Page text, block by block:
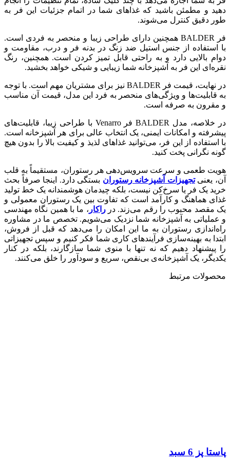
دهید و مطمئن باشید که غذاهای شما در اتمام جزئیات این فر به
طور دقیق کنترل می‌شوند.
فر BALDER همچنین دارای طراحی زیبا و منحصر به فردی است.
با استفاده از جنس استیل ضد زنگ در بدنه فر و درب، مقاومت و
دوام بالایی دارد و به راحتی قابل تمیز کردن است. همچنین، رنگ
نقره‌ای این فر به آشپزخانه شما زیبایی و شیکی خواهد بخشید.
در نهایت، قیمت فر BALDER نیز برای مشتریان مهم است. با توجه
به قابلیت‌ها و ویژگی‌های منحصر به فرد این مدل، قیمت آن مناسب
و مقرون به صرفه است.
در خلاصه، مدل BALDER فر Venarro با طراحی زیبا، قابلیت‌های
پیشرفته و امکانات ایمنی، یک انتخاب عالی برای هر آشپزخانه است.
با استفاده از این فر، می‌توانید غذاهای لذیذ و کیفیت بالا را بدون هیچ
گونه نگرانی پخت کنید.
هویت طعمی و سرعت سرویس‌دهی هر رستوران، مستقیماً به قلب
آن، یعنی تجهیزات آشپزخانه رستوران بستگی دارد. اینجا صرفاً بحث
خرید یک فر یا سرخ‌کن نیست، بلکه چیدمان هوشمندانه یک خط تولید
غذای هماهنگ و کارآمد است که تفاوت بین یک رستوران معمولی و
یک مقصد محبوب را رقم می‌زند. درراکار ، ما با همین نگاه مهندسی
و عملیاتی به آشپزخانه شما نزدیک می‌شویم. تخصص ما در مشاوره
راه‌اندازی رستوران به ما این امکان را می‌دهد که قبل از فروش،
ابتدا به بهینه‌سازی فرآیندهای کاری شما فکر کنیم و سپس تجهیزاتی
را پیشنهاد دهیم که نه تنها با منوی شما سازگارند، بلکه در کنار
یکدیگر، یک آشپزخانه‌ی بی‌نقص، سریع و سودآور را خلق می‌کنند.
محصولات مرتبط
پاستا پز 6 سبد